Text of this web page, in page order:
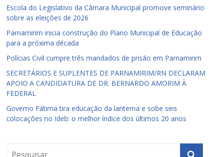
Escola do Legislativo da Câmara Municipal promove seminário
sobre as eleições de 2026
Parnamirim inicia construção do Plano Municipal de Educação
para a próxima década
Polícias Civil cumpre três mandados de prisão em Parnamirim
SECRETÁRIOS E SUPLENTES DE PARNAMIRIM/RN DECLARAM
APOIO A CANDIDATURA DE DR. BERNARDO AMORIM À
FEDERAL
Governo Fátima tira educação da lanterna e sobe seis
colocações no Ideb: o melhor índice dos últimos 20 anos